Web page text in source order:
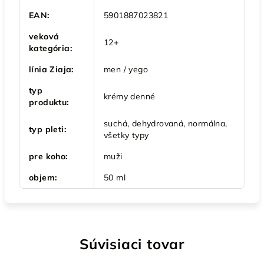
EAN:
5901887023821
veková
kategória:
12+
línia Ziaja:
men / yego
typ
produktu:
krémy denné
typ pleti:
suchá, dehydrovaná, normálna,
všetky typy
pre koho:
muži
objem: 50 ml
Súvisiaci tovar